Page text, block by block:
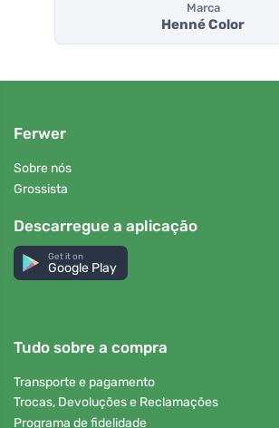
Marca
Henné Color
Ferwer
Sobre nós
Grossista
Descarregue a aplicação
Get it on
Google Play
Tudo sobre a compra
Transporte e pagamento
Trocas, Devoluções e Reclamações
Programa de fidelidade